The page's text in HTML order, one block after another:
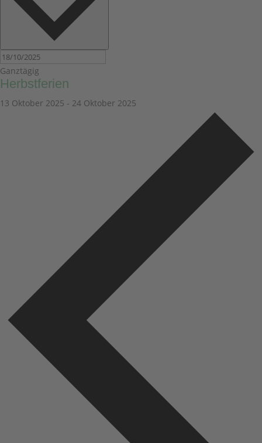
Ganztägig
Herbstferien
13 Oktober 2025 - 24 Oktober 2025